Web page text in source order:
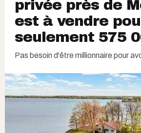
privée près de
est à vendre
seulement 575
Pas besoin d'être millionnaire pour